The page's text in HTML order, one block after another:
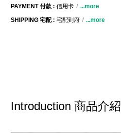
PAYMENT 付款 :信用卡
...more
SHIPPING 宅配 :宅配到府 ...more
Introduction 商品介紹